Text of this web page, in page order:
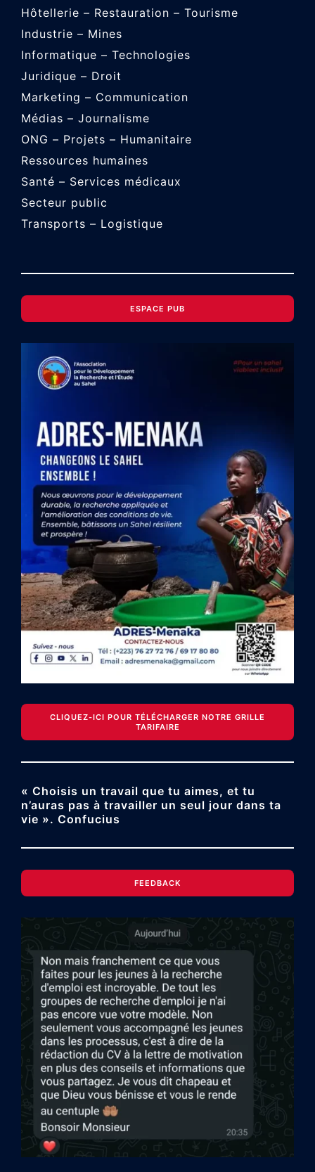
Hôtellerie – Restauration – Tourisme
Industrie – Mines
Informatique – Technologies
Juridique – Droit
Marketing – Communication
Médias – Journalisme
ONG – Projets – Humanitaire
Ressources humaines
Santé – Services médicaux
Secteur public
Transports – Logistique
ESPACE PUB
CLIQUEZ-ICI POUR TÉLÉCHARGER NOTRE GRILLE
TARIFAIRE
« Choisis un travail que tu aimes, et tu
n’auras pas à travailler un seul jour dans ta
vie ». Confucius
FEEDBACK